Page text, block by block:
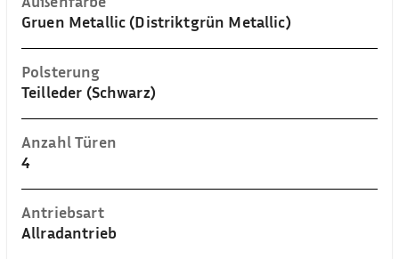
Gruen Metallic (Distriktgrün Metallic)
Polsterung
Teilleder (Schwarz)
Anzahl Türen
4
Antriebsart
Allradantrieb